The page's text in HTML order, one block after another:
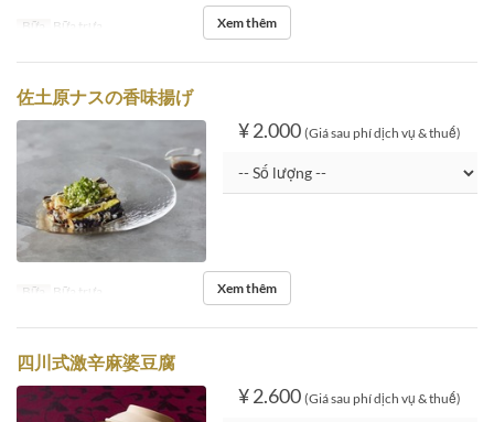
Bữa Bữa trưa Xem thêm
佐土原ナスの香味揚げ
¥ 2.000 (Giá sau phí dịch vụ & thuế)
Bữa Bữa trưa Xem thêm
四川式激辛麻婆豆腐
¥ 2.600 (Giá sau phí dịch vụ & thuế)